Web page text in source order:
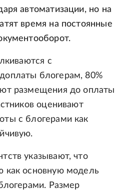
автоматизации, но на
время на постоянные
с
блогерам, 80%
размещения до оплаты
оценивают
с блогерами как
указывают, что
как основную модель
Размер